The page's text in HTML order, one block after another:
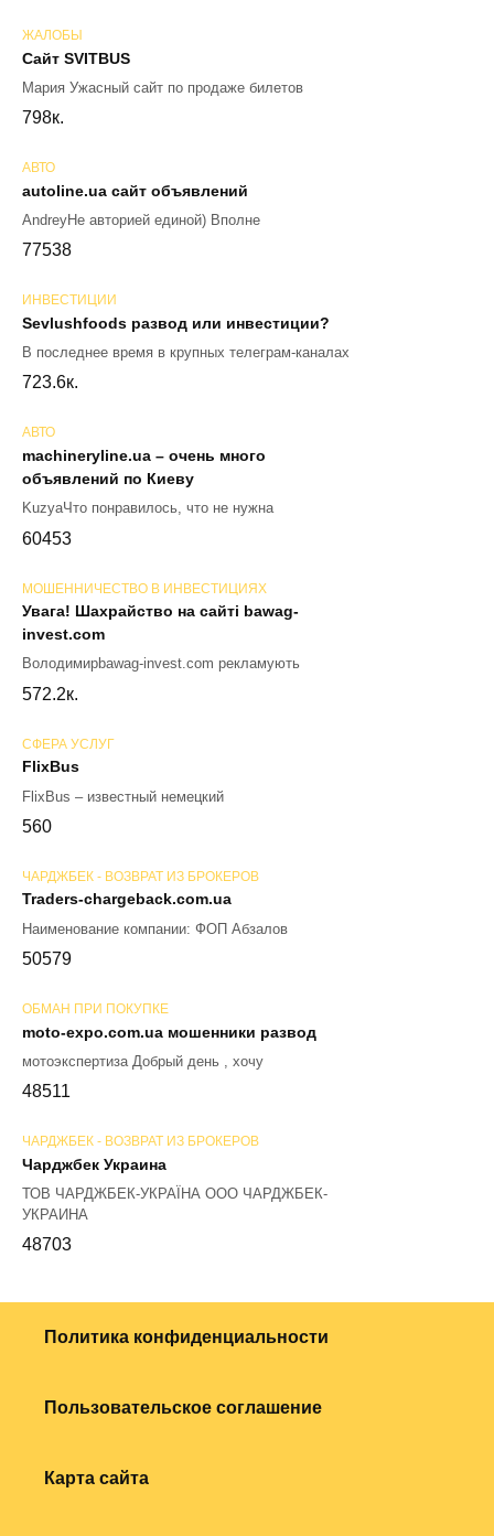
ЖАЛОБЫ
Сайт SVITBUS
Мария Ужасный сайт по продаже билетов
798к.
АВТО
autoline.ua сайт объявлений
AndreyНе авторией единой) Вполне
77538
ИНВЕСТИЦИИ
Sevlushfoods развод или инвестиции?
В последнее время в крупных телеграм-каналах
723.6к.
АВТО
machineryline.ua – очень много
объявлений по Киеву
KuzyaЧто понравилось, что не нужна
60453
МОШЕННИЧЕСТВО В ИНВЕСТИЦИЯХ
Увага! Шахрайство на сайті bawag-
invest.com
Володимирbawag-invest.com рекламують
572.2к.
СФЕРА УСЛУГ
FlixBus
FlixBus – известный немецкий
560
ЧАРДЖБЕК - ВОЗВРАТ ИЗ БРОКЕРОВ
Traders-chargeback.com.ua
Наименование компании: ФОП Абзалов
50579
ОБМАН ПРИ ПОКУПКЕ
moto-expo.com.ua мошенники развод
мотоэкспертиза Добрый день , хочу
48511
ЧАРДЖБЕК - ВОЗВРАТ ИЗ БРОКЕРОВ
Чарджбек Украина
ТОВ ЧАРДЖБЕК-УКРАЇНА ООО ЧАРДЖБЕК-
УКРАИНА
48703
Политика конфиденциальности
Пользовательское соглашение
Карта сайта